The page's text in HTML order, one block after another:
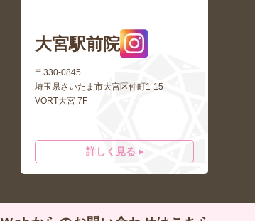
大宮駅前院
〒330-0845
埼玉県さいたま市大宮区仲町1-15
VORT大宮 7F
詳しく見る ▸